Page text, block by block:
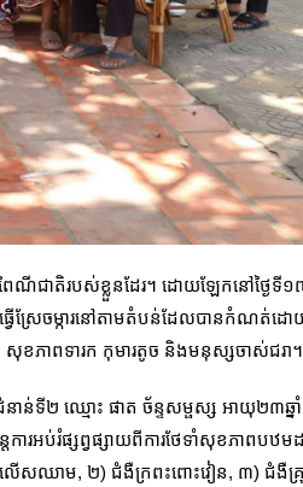
ណីជាតិរបស់ខ្លួនដែរ។ ដោយឡែកនៅថ្ងៃទី១
វើស្រែចម្ការនៅតាមតំបន់ដែលបានកំណត់ដោ
សុខភាពទារក កុមារតូច និងមនុស្សចាស់ជរា។
នាន់ទី២ ឈ្មោះ ផាត ច័ន្ទសម្ផស្ស អាយុ២៣ឆ្
ការអប់រំផ្សព្វផ្សាយពីការថែទាំសុខភាពបឋ
ងឺលើសឈាម, ២) ជំងឺក្រពះពោះវៀន, ៣) ជំងឺ